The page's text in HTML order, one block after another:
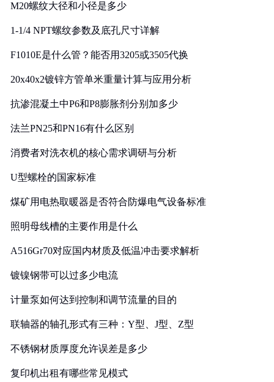
M20螺纹大径和小径是多少
1-1/4 NPT螺纹参数及底孔尺寸详解
F1010E是什么管？能否用3205或3505代换
20x40x2镀锌方管单米重量计算与应用分析
抗渗混凝土中P6和P8膨胀剂分别加多少
法兰PN25和PN16有什么区别
消费者对洗衣机的核心需求调研与分析
U型螺栓的国家标准
煤矿用电热取暖器是否符合防爆电气设备标准
照明母线槽的主要作用是什么
A516Gr70对应国内材质及低温冲击要求解析
镀镍钢带可以过多少电流
计量泵如何达到控制和调节流量的目的
联轴器的轴孔形式有三种：Y型、J型、Z型
不锈钢材质厚度允许误差是多少
复印机出租有哪些常见模式